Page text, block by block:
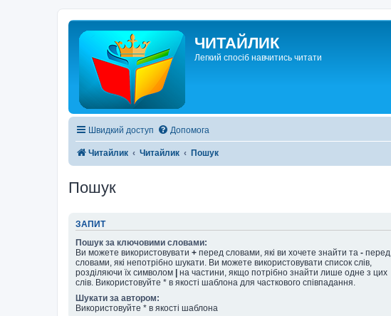
ЧИТАЙЛИК
Легкий спосіб навчитись читати
Швидкий доступ Допомога
Читайлик Читайлик Пошук
Пошук
ЗАПИТ
Пошук за ключовими словами:
Ви можете використовувати + перед словами, які ви хочете знайти та - перед
словами, які непотрібно шукати. Ви можете використовувати список слів,
розділяючи їх символом
на частини, якщо потрібно знайти лише одне з цих
слів. Використовуйте * в якості шаблона для часткового співпадання.
Шукати за автором:
Використовуйте * в якості шаблона